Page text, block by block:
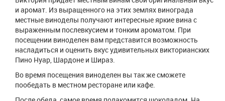
и аромат. Из выращенного на этих землях винограда
местные виноделы получают интересные яркие вина с
выраженным послевкусием и тонким ароматом. При
посещении виноделен вам представится возможность
насладиться и оценить вкус удивительных викторианских
Пино Нуар, Шардоне и Шираз.
Во время посещения виноделен вы так же сможете
пообедать в местном ресторане или кафе.